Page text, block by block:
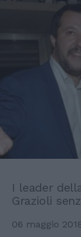
I leader
Grazioli
06 maggio